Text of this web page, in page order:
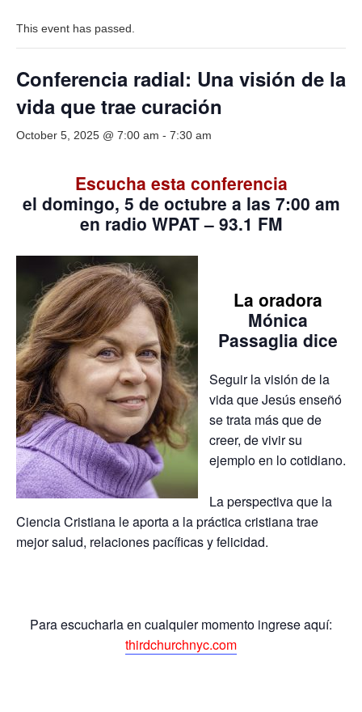
This event has passed.
Conferencia radial: Una visión de la
vida que trae curación
October 5, 2025 @ 7:00 am - 7:30 am
Escucha esta conferencia
el domingo, 5 de octubre a las 7:00 am
en radio WPAT – 93.1 FM
La oradora
Mónica
Passaglia dice
Seguir la visión de la
vida que Jesús enseñó
se trata más que de
creer, de vivir su
ejemplo en lo cotidiano.
La perspectiva que la
Ciencia Cristiana le aporta a la práctica cristiana trae
mejor salud, relaciones pacíficas y felicidad.
Para escucharla en cualquier momento ingrese aquí:
thirdchurchnyc.com